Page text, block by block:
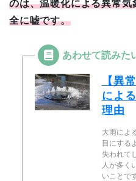
のは、温暖化による異常
全に嘘です。
【異
によ
理由
大雨によ
目にする
失われて
人が多く
いことで